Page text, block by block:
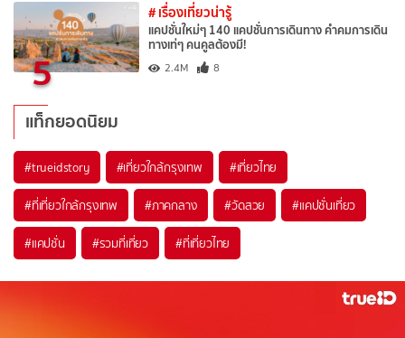
5
# เรื่องเที่ยวน่ารู้
แคปชั่นใหม่ๆ 140 แคปชั่นการเดินทาง คำคมการเดิน
ทางเท่ๆ คนคูลต้องมี!
2.4M 8
แท็กยอดนิยม
#trueidstory #เที่ยวใกล้กรุงเทพ #เที่ยวไทย
#ที่เที่ยวใกล้กรุงเทพ #ภาคกลาง #วัดสวย #แคปชั่นเที่ยว
#แคปชั่น #รวมที่เที่ยว #ที่เที่ยวไทย